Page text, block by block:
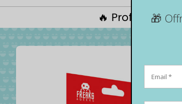
🔥 Profite de
🎁